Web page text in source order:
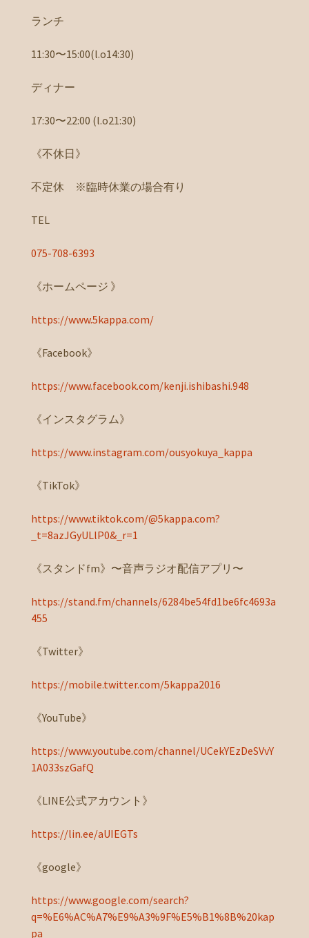
ランチ
11:30〜15:00(l.o14:30)
ディナー
17:30〜22:00 (l.o21:30)
《不休日》
不定休 ※臨時休業の場合有り
TEL
075-708-6393
《ホームページ 》
https://www.5kappa.com/
《Facebook》
https://www.facebook.com/kenji.ishibashi.948
《インスタグラム》
https://www.instagram.com/ousyokuya_kappa
《TikTok》
https://www.tiktok.com/@5kappa.com?
_t=8azJGyULlP0&_r=1
《スタンドfm》〜音声ラジオ配信アプリ〜
https://stand.fm/channels/6284be54fd1be6fc4693a
455
《Twitter》
https://mobile.twitter.com/5kappa2016
《YouTube》
https://www.youtube.com/channel/UCekYEzDeSVvY
1A033szGafQ
《LINE公式アカウント》
https://lin.ee/aUIEGTs
《google》
https://www.google.com/search?
q=%E6%AC%A7%E9%A3%9F%E5%B1%8B%20kap
pa